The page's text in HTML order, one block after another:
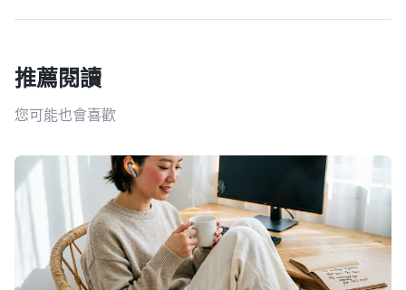
推薦閱讀
您可能也會喜歡